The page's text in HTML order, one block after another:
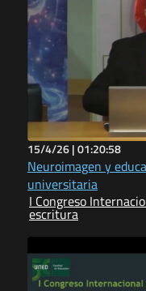
15/4/26 |01:20:58
Neuroimagen y
universitaria
I Congreso
escritura